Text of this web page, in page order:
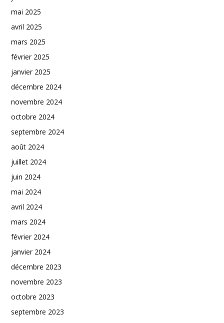
mai 2025
avril 2025
mars 2025
février 2025
janvier 2025
décembre 2024
novembre 2024
octobre 2024
septembre 2024
août 2024
juillet 2024
juin 2024
mai 2024
avril 2024
mars 2024
février 2024
janvier 2024
décembre 2023
novembre 2023
octobre 2023
septembre 2023